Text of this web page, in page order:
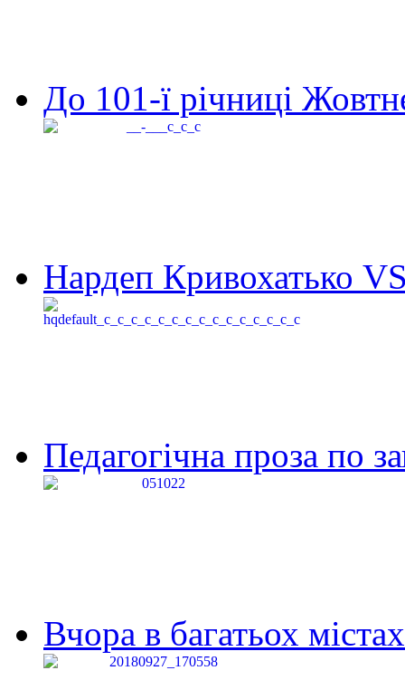
До 101-ї річниці
Нардеп Кривохатько
Педагогічна проза по
Вчора в багатьох